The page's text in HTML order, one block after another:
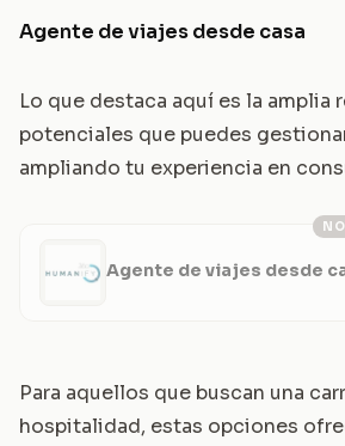
Agente de viajes desde casa
Lo que destaca aquí es la amplia
potenciales que puedes
ampliando tu experiencia en
Agente de viajes desde
Para aquellos que buscan una
hospitalidad, estas opciones